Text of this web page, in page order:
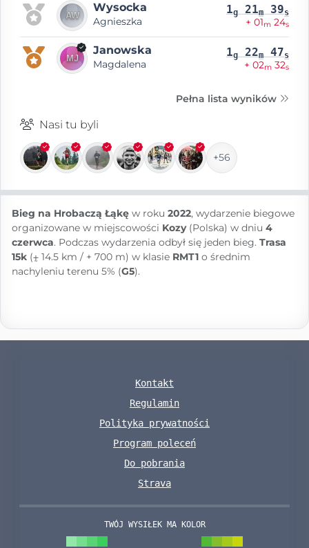
Wysocka
Agnieszka
1g 21m 39s
+ 01m 24s
Janowska
Magdalena
1g 22m 47s
+ 02m 32s
Pełna lista wyników
Nasi tu byli
+56
Bieg na Hrobaczą Łąkę w roku 2022, wydarzenie biegowe
organizowane w miejscowości Kozy(Polska) w dniu 4
czerwca. Podczas wydarzenia odbył się jeden bieg. Trasa
15k (⨦ 14.5 km / + 700 m) w klasie RMT1 o średnim
nachyleniu terenu 5% (G5).
Kontakt
Regulamin
Polityka prywatności
Program poleceń
Do pobrania
Strava
TWÓJ WYSIŁEK MA KOLOR